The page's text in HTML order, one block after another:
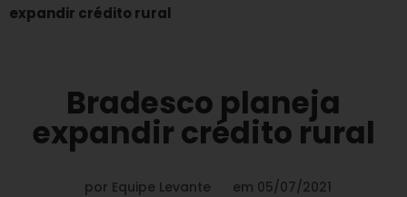
expandir crédito rural
Bradesco planeja
expandir crédito rural
por Equipe Levante em 05/07/2021